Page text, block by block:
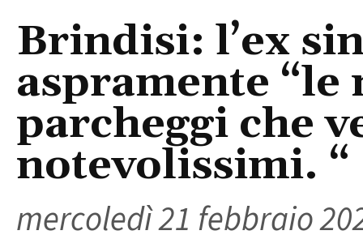
Brindisi: l’ex
aspramente
parcheggi che
notevolissimi. “
mercoledì 21 febbraio